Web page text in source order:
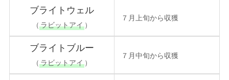
ブライトウェル
（ ラビットアイ）
７月上旬から収獲
ブライトブルー
（ ラビットアイ）
７月中旬から収獲